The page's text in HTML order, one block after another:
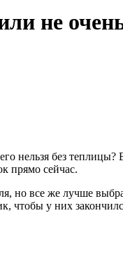
не
нельзя без
прямо сейчас.
но все же лучше
чтобы у них